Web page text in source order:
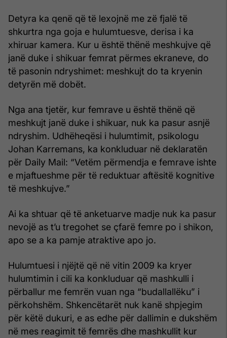
Detyra ka qenë që të lexojnë me zë fjalë të
shkurtra nga goja e hulumtuesve, derisa i ka
xhiruar kamera. Kur u është thënë meshkujve që
janë duke i shikuar femrat përmes ekraneve, do
të pasonin ndryshimet: meshkujt do ta kryenin
detyrën më dobët.
Nga ana tjetër, kur femrave u është thënë që
meshkujt janë duke i shikuar, nuk ka pasur asnjë
ndryshim. Udhëheqësi i hulumtimit, psikologu
Johan Karremans, ka konkluduar në deklaratën
për Daily Mail: “Vetëm përmendja e femrave ishte
e mjaftueshme për të reduktuar aftësitë kognitive
të meshkujve.”
Ai ka shtuar që të anketuarve madje nuk ka pasur
nevojë as t’u tregohet se çfarë femre po i shikon,
apo se a ka pamje atraktive apo jo.
Hulumtuesi i njëjtë që në vitin 2009 ka kryer
hulumtimin i cili ka konkluduar që mashkulli i
përballur me femrën vuan nga “budallallëku” i
përkohshëm. Shkencëtarët nuk kanë shpjegim
për këtë dukuri, e as edhe për dallimin e dukshëm
në mes reagimit të femrës dhe mashkullit kur